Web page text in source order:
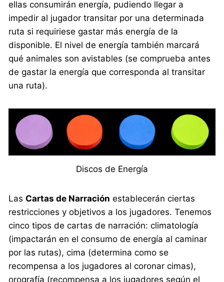
ellas consumirán energía, pudiendo llegar a
impedir al jugador transitar por una determinada
ruta si requiriese gastar más energía de la
disponible. El nivel de energía también marcará
qué animales son avistables (se comprueba antes
de gastar la energía que corresponda al transitar
una ruta).
Discos de Energía
LasCartas de Narración establecerán ciertas
restricciones y objetivos a los jugadores. Tenemos
cinco tipos de cartas de narración: climatología
(impactarán en el consumo de energía al caminar
por las rutas), cima (determina como se
recompensa a los jugadores al coronar cimas),
orografía (recompensa a los jugadores según el